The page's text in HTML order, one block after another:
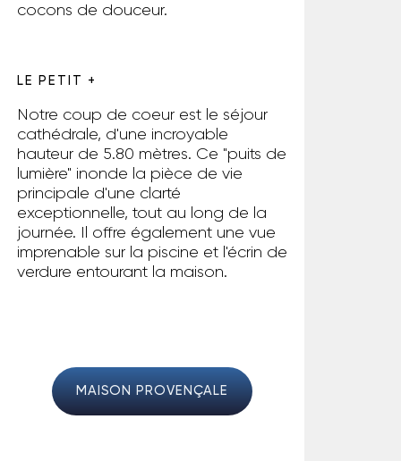
cocons de douceur.
LE PETIT +
Notre coup de coeur est le séjour
cathédrale, d'une incroyable
hauteur de 5.80 mètres. Ce "puits de
lumière" inonde la pièce de vie
principale d'une clarté
exceptionnelle, tout au long de la
journée. Il offre également une vue
imprenable sur la piscine et l'écrin de
verdure entourant la maison.
MAISON PROVENÇALE